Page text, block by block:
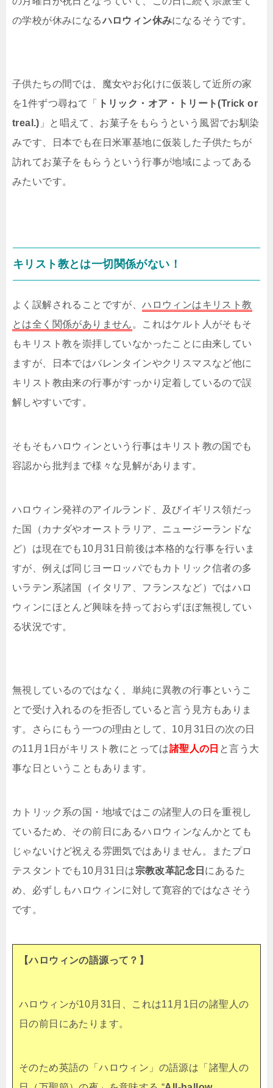
の学校が休みになるハロウィン休みになるそうです。
子供たちの間では、魔女やお化けに仮装して近所の家
を1件ずつ尋ねて「
トリック・オア・トリート(Trick or
treal.) 」と唱えて、お菓子をもらうという風習でお馴染
みです、日本でも在日米軍基地に仮装した子供たちが
訪れてお菓子をもらうという行事が地域によってある
みたいです。
キリスト教とは一切関係がない！
よく誤解されることですが、ハロウィンはキリスト教
とは全く関係がありません 。これはケルト人がそもそ
もキリスト教を崇拝していなかったことに由来してい
ますが、日本ではバレンタインやクリスマスなど他に
キリスト教由来の行事がすっかり定着しているので誤
解しやすいです。
そもそもハロウィンという行事はキリスト教の国でも
容認から批判まで様々な見解があります。
ハロウィン発祥のアイルランド、及びイギリス領だっ
た国（カナダやオーストラリア、ニュージーランドな
ど）は現在でも10月31日前後は本格的な行事を行いま
すが、例えば同じヨーロッパでもカトリック信者の多
いラテン系諸国（イタリア、フランスなど）ではハロ
ウィンにほとんど興味を持っておらずほぼ無視してい
る状況です。
無視しているのではなく、単純に異教の行事というこ
とで受け入れるのを拒否していると言う見方もありま
す。さらにもう一つの理由として、10月31日の次の日
の11月1日がキリスト教にとっては諸聖人の日 と言う大
事な日ということもあります。
カトリック系の国・地域ではこの諸聖人の日を重視し
ているため、その前日にあるハロウィンなんかとても
じゃないけど祝える雰囲気ではありません。またプロ
テスタントでも10月31日は宗教改革記念日 にあるた
め、必ずしもハロウィンに対して寛容的ではなさそう
です。
【ハロウィンの語源って？】
ハロウィンが10月31日、これは11月1日の諸聖人の
日の前日にあたります。
そのため英語の「ハロウィン」の語源は「諸聖人の